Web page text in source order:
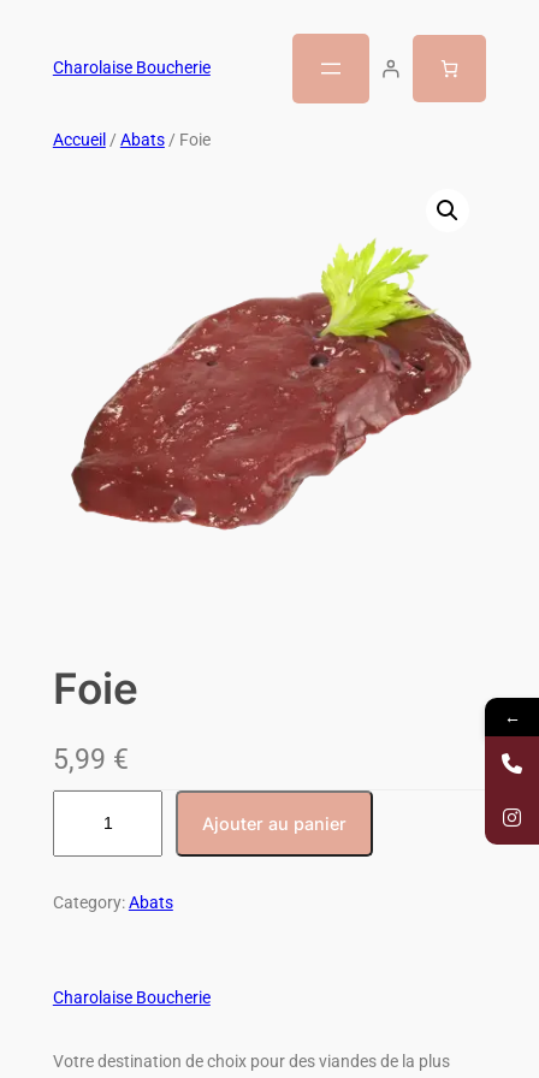
Charolaise Boucherie
Accueil / Abats/ Foie
Foie
5,99 €
Ajouter au panier
Category:Abats
Charolaise Boucherie
Votre destination de choix pour des viandes de la plus
←